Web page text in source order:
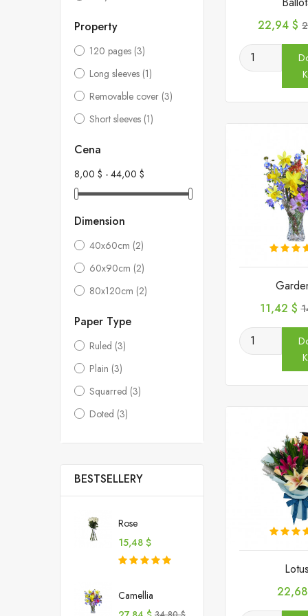
Property
120 pages (3)
Long sleeves (1)
Removable cover (3)
Short sleeves (1)
Cena
8,00 $ - 44,00 $
Dimension
40x60cm (2)
60x90cm (2)
80x120cm (2)
Paper Type
Ruled (3)
Plain (3)
Squarred (3)
Doted (3)
BESTSELLERY
Rose
Cena
15,48 $
Camellia
Cena
22,94 $
Cena
11,42 $
Lotus
Cena